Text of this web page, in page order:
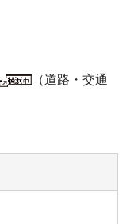
（道路・交通